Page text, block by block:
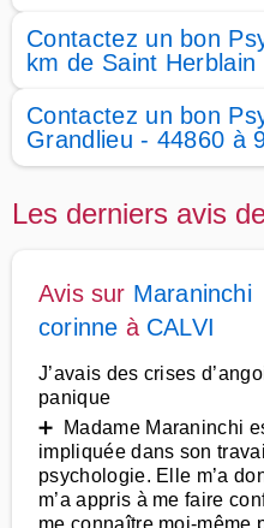
Contactez un bon
km de Saint Herblain
Contactez un bon
Grandlieu - 44860 à
Les derniers avis
Avis sur Maraninchi
corinne à CALVI
J’avais des crises
panique
➕ Madame Maraninchi
impliquée dans son
psychologie. Elle m’a
m’a appris à me faire
me connaître moi-même